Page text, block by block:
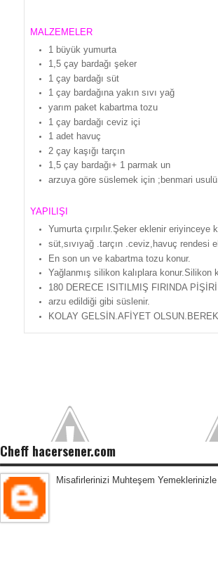
MALZEMELER
1 büyük yumurta
1,5 çay bardağı şeker
1 çay bardağı süt
1 çay bardağına yakın sıvı yağ
yarım paket kabartma tozu
1 çay bardağı ceviz içi
1 adet havuç
2 çay kaşığı tarçın
1,5 çay bardağı+ 1 parmak un
arzuya göre süslemek için ;benmari
YAPILIŞI
Yumurta çırpılır.Şeker eklenir eriyinceye
süt,sıvıyağ .tarçın .ceviz,havuç rendesi
En son un ve kabartma tozu konur.
Yağlanmış silikon kalıplara konur.Silikon
180 DERECE ISITILMIŞ FIRINDA
arzu edildiği gibi süslenir.
KOLAY GELSİN.AFİYET
Cheff hacersener.com
Misafirlerinizi Muhteşem